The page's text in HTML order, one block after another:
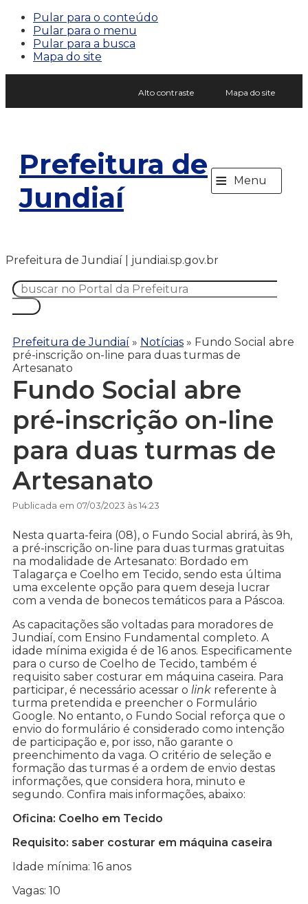
Pular para o conteúdo
Pular para o menu
Pular para a busca
Mapa do site
Alto contraste Mapa do site
Prefeitura de
Jundiaí
≡ Menu
Prefeitura de Jundiaí | jundiai.sp.gov.br
Prefeitura de Jundiaí » Notícias » Fundo Social abre
pré-inscrição on-line para duas turmas de
Artesanato
Fundo Social abre
pré-inscrição on-line
para duas turmas de
Artesanato
Publicada em 07/03/2023 às 14:23
Nesta quarta-feira (08), o Fundo Social abrirá, às 9h,
a pré-inscrição on-line para duas turmas gratuitas
na modalidade de Artesanato: Bordado em
Talagarça e Coelho em Tecido, sendo esta última
uma excelente opção para quem deseja lucrar
com a venda de bonecos temáticos para a Páscoa.
As capacitações são voltadas para moradores de
Jundiaí, com Ensino Fundamental completo. A
idade mínima exigida é de 16 anos. Especificamente
para o curso de Coelho de Tecido, também é
requisito saber costurar em máquina caseira. Para
participar, é necessário acessar o link referente à
turma pretendida e preencher o Formulário
Google. No entanto, o Fundo Social reforça que o
envio do formulário é considerado como intenção
de participação e, por isso, não garante o
preenchimento da vaga. O critério de seleção e
formação das turmas é a ordem de envio destas
informações, que considera hora, minuto e
segundo. Confira mais informações, abaixo:
Oficina: Coelho em Tecido
Requisito: saber costurar em máquina caseira
Idade mínima: 16 anos
Vagas: 10